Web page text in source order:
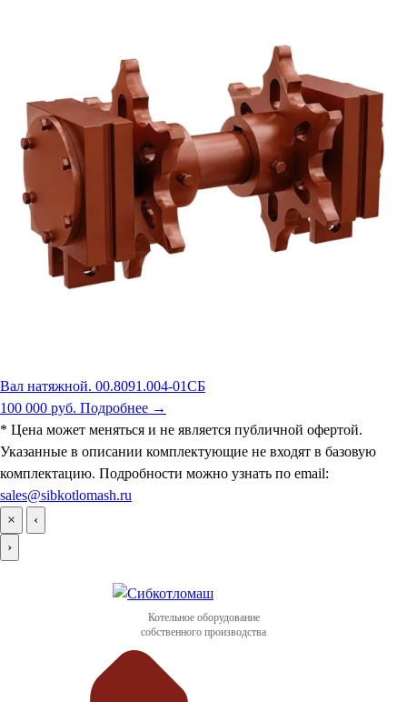
Вал натяжной. 00.8091.004-01СБ
100 000 руб. Подробнее →
* Цена может меняться и не является публичной офертой.
Указанные в описании комплектующие не входят в базовую
комплектацию. Подробности можно узнать по email:
sales@sibkotlomash.ru
×
‹
›
Котельное оборудование
собственного производства